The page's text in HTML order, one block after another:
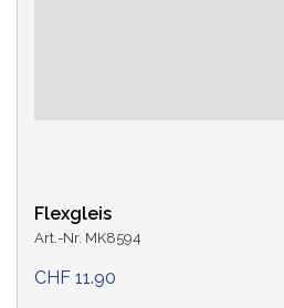
Flexgleis
Art.-Nr. MK8594
CHF 11.90